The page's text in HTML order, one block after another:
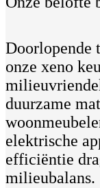
Doorlopende
onze xeno
duurzame
elektrische
efficiëntie
milieubalans.